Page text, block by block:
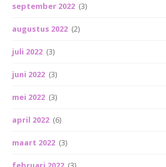
september 2022 (3)
augustus 2022 (2)
juli 2022 (3)
juni 2022 (3)
mei 2022 (3)
april 2022 (6)
maart 2022 (3)